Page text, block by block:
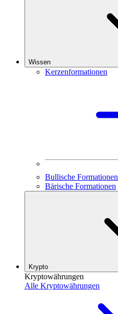
Wissen
Kerzenformationen
Bullische Formationen
Bärische Formationen
Krypto
Kryptowährungen
Alle Kryptowährungen